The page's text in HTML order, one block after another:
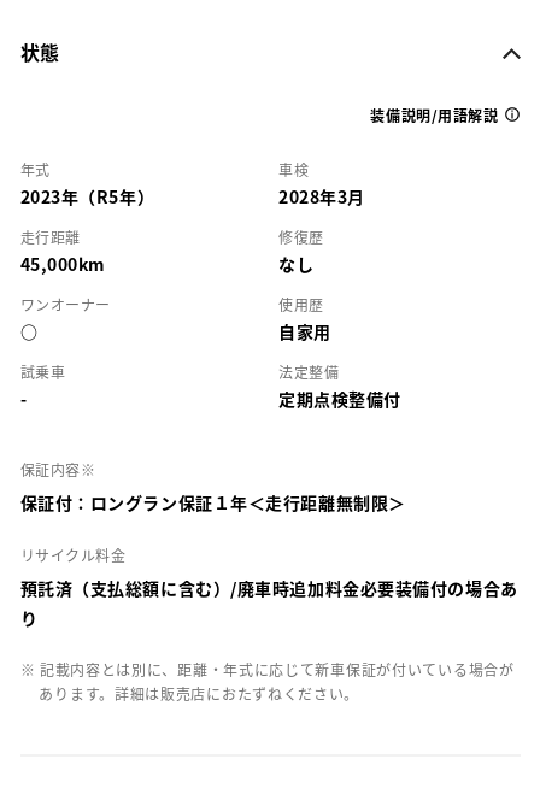
状態
装備説明/用語解説
年式
2023年（R5年）
車検
2028年3月
走行距離
45,000km
修復歴
なし
ワンオーナー
○
使用歴
自家用
試乗車
-
法定整備
定期点検整備付
保証内容※
保証付：ロングラン保証１年＜走行距離無制限＞
リサイクル料金
預託済（支払総額に含む）/廃車時追加料金必要装備付の場合あ
り
※ 記載内容とは別に、距離・年式に応じて新車保証が付いている場合が
あります。詳細は販売店におたずねください。